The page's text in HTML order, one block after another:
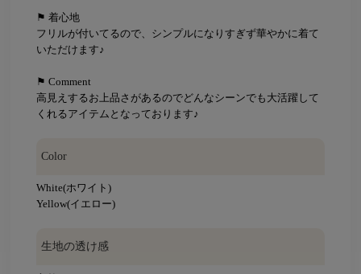
⚑ 着心地
フリルが付いてるので、シンプルになりすぎず華やかに着て
いただけます♪
⚑ Comment
高見えするお上品さがあるのでどんなシーンでも大活躍して
くれるアイテムとなっております♪
Color
White(ホワイト)
Yellow(イエロー)
生地の透け感